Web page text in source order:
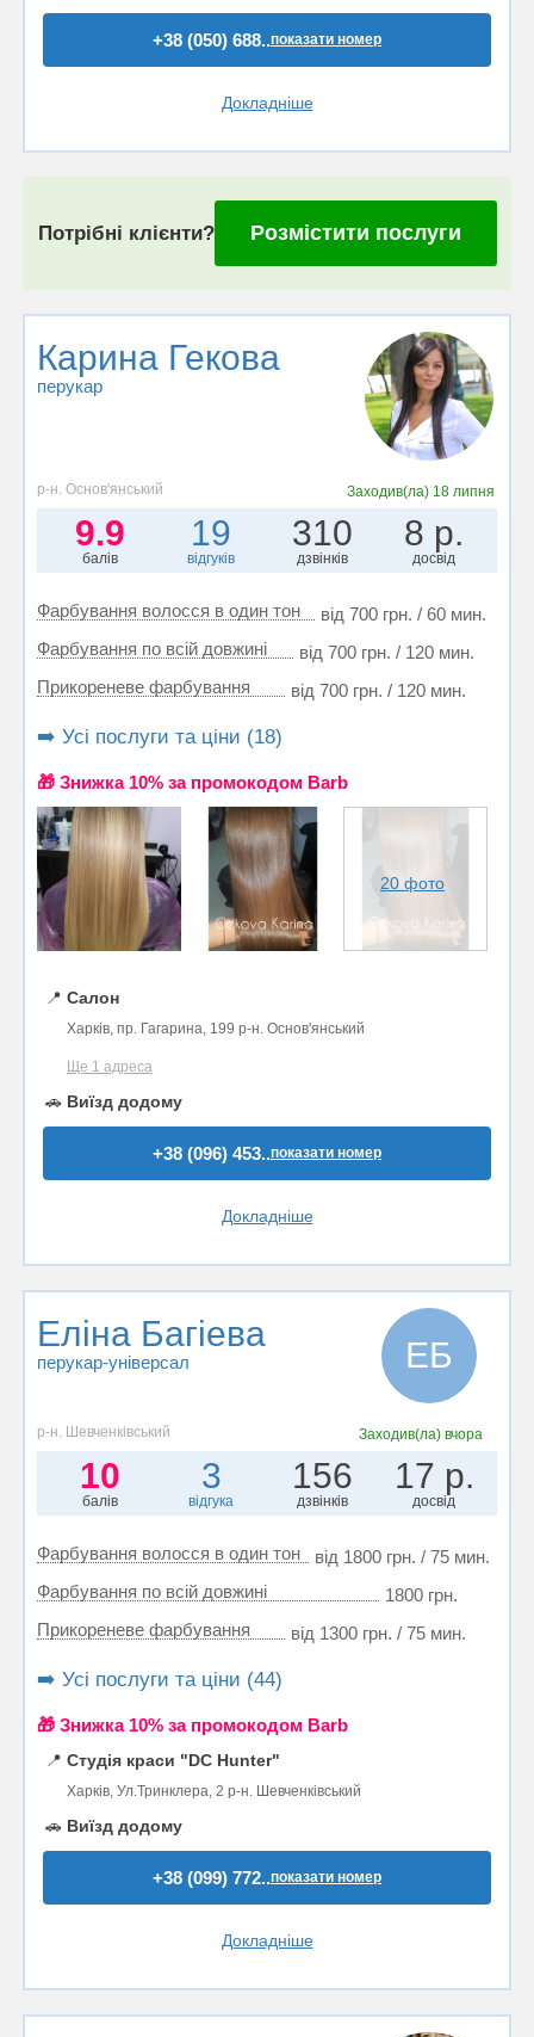
+38 (050) 688..показати номер
Докладніше
Потрібні клієнти? Розмістити послуги
Карина Гекова
перукар
р-н. Основ'янський Заходив(ла) 18 липня
9.9
балів
19
відгуків
310
дзвінків
8 р.
досвід
Фарбування волосся в один тон
від 700 грн. / 60 мин.
Фарбування по всій довжині
від 700 грн. / 120 мин.
Прикореневе фарбування
від 700 грн. / 120 мин.
➡️ Усі послуги та ціни (18)
🎁 Знижка 10% за промокодом Barb
20 фото
📍 Салон
Харків, пр. Гагарина, 199 р-н. Основ'янський
Ще 1 адреса
🚗 Виїзд додому
+38 (096) 453..показати номер
Докладніше
Еліна Багіева
перукар-універсал ЕБ
р-н. Шевченківський Заходив(ла) вчора
10
балів
3
відгука
156
дзвінків
17 р.
досвід
Фарбування волосся в один тон
від 1800 грн. / 75 мин.
Фарбування по всій довжині
1800 грн.
Прикореневе фарбування
від 1300 грн. / 75 мин.
➡️ Усі послуги та ціни (44)
🎁 Знижка 10% за промокодом Barb
📍 Студія краси "DC Hunter"
Харків, Ул.Тринклера, 2 р-н. Шевченківський
🚗 Виїзд додому
+38 (099) 772..показати номер
Докладніше